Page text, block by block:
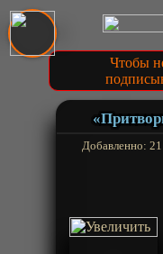
Чтобы
Добавленно: